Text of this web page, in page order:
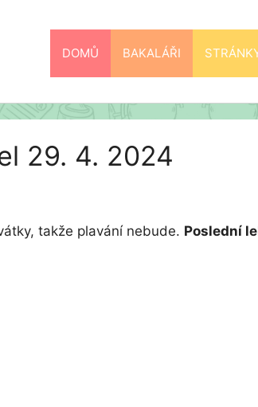
DOMŮ BAKALÁŘI
29. 4. 2024
takže plavání nebude. Poslední